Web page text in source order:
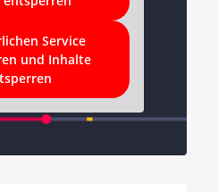
Service
und Inhalte